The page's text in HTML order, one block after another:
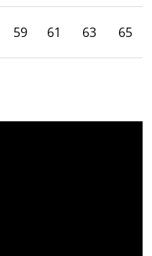
59 61 63 65